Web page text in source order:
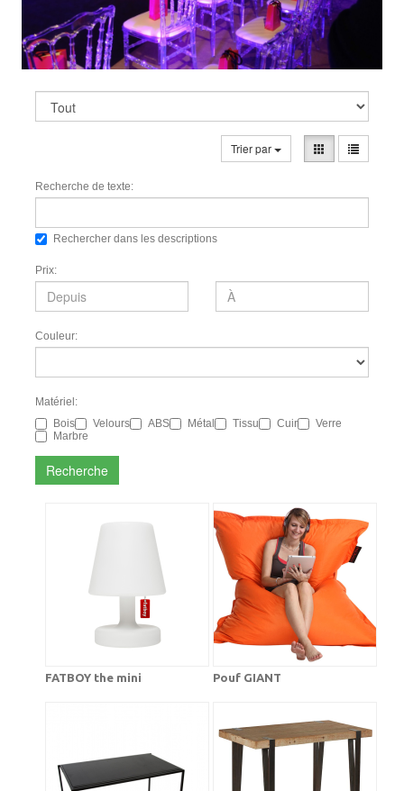
Trier par
Recherche de texte:
Rechercher dans les descriptions
Prix:
Couleur:
Matériel:
Bois
Velours ABS Métal Tissu Cuir
Verre
Marbre
Recherche
FATBOY the mini Pouf GIANT